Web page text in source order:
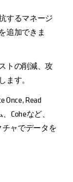
するマネージ
追加できま
トの削減、攻
す。
Once, Read
Coheなど、
チャでデータを